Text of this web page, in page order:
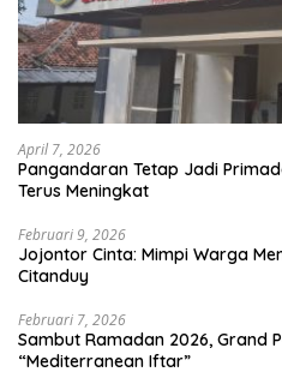
April 7, 2026
Pangandaran Tetap Jadi
Terus Meningkat
Februari 9, 2026
Jojontor Cinta: Mimpi Warga
Citanduy
Februari 7, 2026
Sambut Ramadan 2026, Grand
“Mediterranean Iftar”